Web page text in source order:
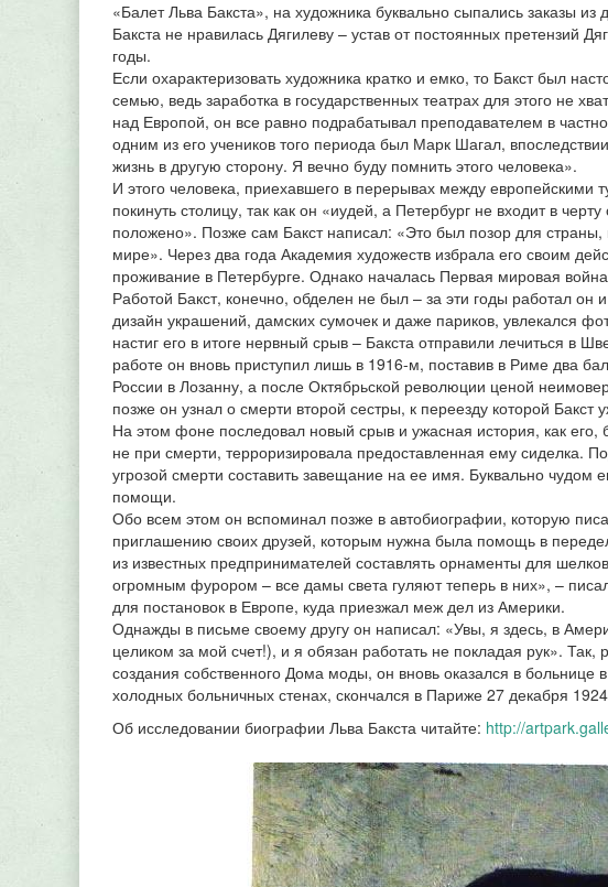
«Балет Льва Бакста», на художника буквально сыпались заказы
Бакста не нравилась Дягилеву – устав от постоянных претензий
годы.
Если охарактеризовать художника кратко и емко, то Бакст был
семью, ведь заработка в государственных театрах для этого не
над Европой, он все равно подрабатывал преподавателем в
одним из его учеников того периода был Марк Шагал,
жизнь в другую сторону. Я вечно буду помнить этого человека».
И этого человека, приехавшего в перерывах между европейскими
покинуть столицу, так как он «иудей, а Петербург не входит в
положено». Позже сам Бакст написал: «Это был позор для
мире». Через два года Академия художеств избрала его своим
проживание в Петербурге. Однако началась Первая мировая
Работой Бакст, конечно, обделен не был – за эти годы работал
дизайн украшений, дамских сумочек и даже париков, увлекался
настиг его в итоге нервный срыв – Бакста отправили лечиться в
работе он вновь приступил лишь в 1916-м, поставив в Риме два
России в Лозанну, а после Октябрьской революции ценой
позже он узнал о смерти второй сестры, к переезду которой Бакст
На этом фоне последовал новый срыв и ужасная история, как его,
не при смерти, терроризировала предоставленная ему сиделка.
угрозой смерти составить завещание на ее имя. Буквально чудом
помощи.
Обо всем этом он вспоминал позже в автобиографии, которую
приглашению своих друзей, которым нужна была помощь в
из известных предпринимателей составлять орнаменты для
огромным фурором – все дамы света гуляют теперь в них», –
для постановок в Европе, куда приезжал меж дел из Америки.
Однажды в письме своему другу он написал: «Увы, я здесь, в
целиком за мой счет!), и я обязан работать не покладая рук».
создания собственного Дома моды, он вновь оказался в больнице
холодных больничных стенах, скончался в Париже 27 декабря
Об исследовании биографии Льва Бакста читайте: http://